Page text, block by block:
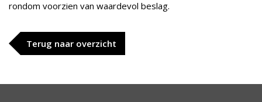
rondom voorzien van waardevol beslag.
Terug naar overzicht